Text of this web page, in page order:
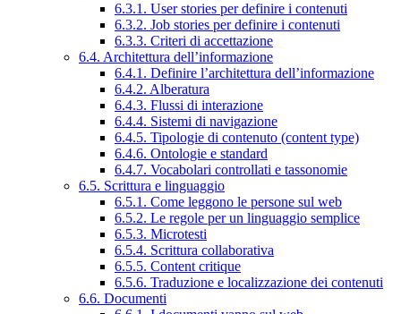
6.3.1. User stories per definire i contenuti
6.3.2. Job stories per definire i contenuti
6.3.3. Criteri di accettazione
6.4. Architettura dell’informazione
6.4.1. Definire l’architettura dell’informazione
6.4.2. Alberatura
6.4.3. Flussi di interazione
6.4.4. Sistemi di navigazione
6.4.5. Tipologie di contenuto (content type)
6.4.6. Ontologie e standard
6.4.7. Vocabolari controllati e tassonomie
6.5. Scrittura e linguaggio
6.5.1. Come leggono le persone sul web
6.5.2. Le regole per un linguaggio semplice
6.5.3. Microtesti
6.5.4. Scrittura collaborativa
6.5.5. Content critique
6.5.6. Traduzione e localizzazione dei contenuti
6.6. Documenti